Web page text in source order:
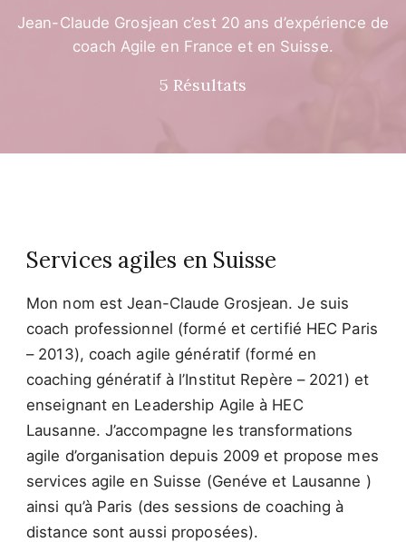
Jean-Claude Grosjean c’est 20 ans d’expérience de
coach Agile en France et en Suisse.
5 Résultats
Services agiles en Suisse
Mon nom est Jean-Claude Grosjean. Je suis
coach professionnel (formé et certifié HEC Paris
– 2013), coach agile génératif (formé en
coaching génératif à l’Institut Repère – 2021) et
enseignant en Leadership Agile à HEC
Lausanne. J’accompagne les transformations
agile d’organisation depuis 2009 et propose mes
services agile en Suisse (Genéve et Lausanne )
ainsi qu’à Paris (des sessions de coaching à
distance sont aussi proposées).